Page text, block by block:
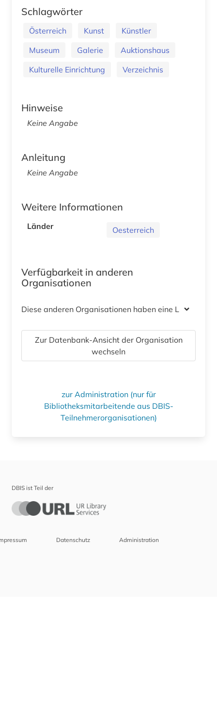
Schlagwörter
Österreich Kunst
Künstler
Museum
Galerie
Auktionshaus
Kulturelle Einrichtung
Verzeichnis
Hinweise
Keine Angabe
Anleitung
Keine Angabe
Weitere Informationen
Länder Oesterreich
Verfügbarkeit in anderen
Organisationen
Diese anderen Organisationen haben eine Lizenz
Zur Datenbank-Ansicht der Organisation
wechseln
zur Administration (nur für
Bibliotheksmitarbeitende aus DBIS-
Teilnehmerorganisationen)
DBIS ist Teil der
Datenschutz Administration